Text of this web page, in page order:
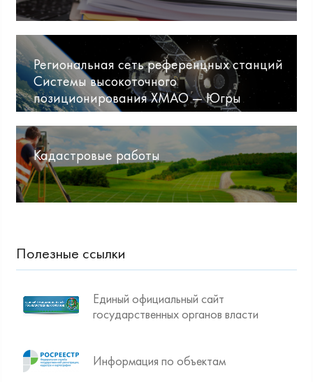
Региональная сеть референцных станций
Системы высокоточного
позиционирования ХМАО — Югры
Кадастровые работы
Полезные ссылки
Единый официальный сайт
государственных органов власти
Информация по объектам